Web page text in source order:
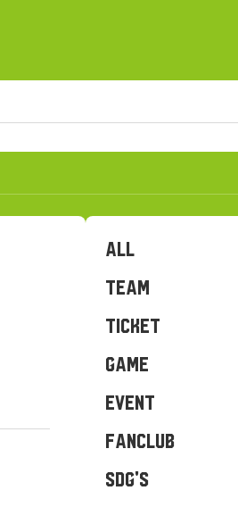
ALL
TEAM
TICKET
GAME
EVENT
FANCLUB
SDG's